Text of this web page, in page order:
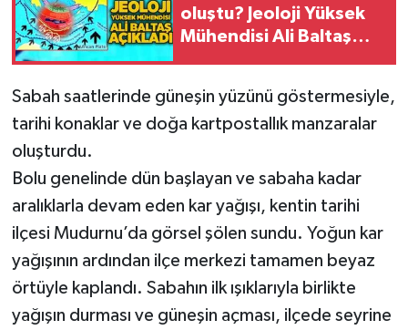
oluştu? Jeoloji Yüksek
Mühendisi Ali Baltaş
Sabah saatlerinde güneşin yüzünü göstermesiyle,
tarihi konaklar ve doğa kartpostallık manzaralar
oluşturdu.
Bolu genelinde dün başlayan ve sabaha kadar
aralıklarla devam eden kar yağışı, kentin tarihi
ilçesi Mudurnu’da görsel şölen sundu. Yoğun kar
yağışının ardından ilçe merkezi tamamen beyaz
örtüyle kaplandı. Sabahın ilk ışıklarıyla birlikte
yağışın durması ve güneşin açması, ilçede seyrine
Gökçebey
GÜNDEM
Kilimli
Kültür - Sanat
Politika